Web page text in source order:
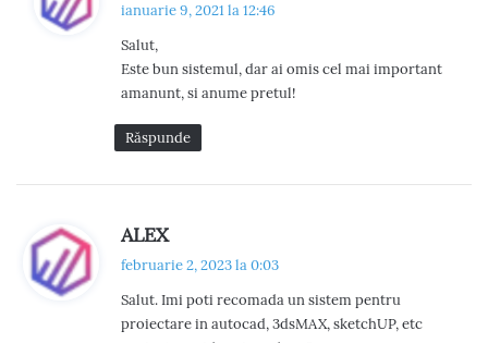
e
:
ianuarie 9, 2021 la 12:46
Salut,
Este bun sistemul, dar ai omis cel mai important
amanunt, si anume pretul!
Răspunde
ALEX
p
n
e
februarie 2, 2023 la 0:03
Salut. Imi poti recomada un sistem pentru
proiectare in autocad, 3dsMAX, sketchUP, etc